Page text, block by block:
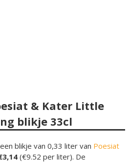
& Kater Little
blikje 33cl
blikje van 0,33 liter van Poesiat
(€9.52 per liter). De